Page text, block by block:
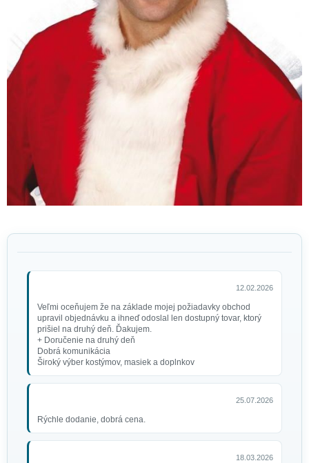
Súprava Mikuláš (vlasy, fúzy)
20 €
perlovo šedé
12.02.2026
Veľmi oceňujem že na základe mojej požiadavky obchod
upravil objednávku a ihneď odoslal len dostupný tovar, ktorý
prišiel na druhý deň. Ďakujem.
+ Doručenie na druhý deň
Dobrá komunikácia
Široký výber kostýmov, masiek a doplnkov
25.07.2026
Rýchle dodanie, dobrá cena.
18.03.2026